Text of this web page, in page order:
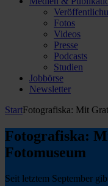
Fotos
Videos
Presse
Podcasts
Studien
Jobbörse
Newsletter
StartFotografiska: Mit
Fotografiska:
Fotomuseum
Seit letztem September